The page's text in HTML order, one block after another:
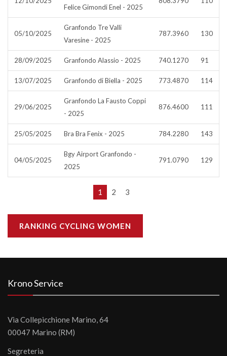
Felice Gimondi Enel - 2025
05/10/2025
Granfondo Tre Valli
Varesine - 2025
787.3960 130
28/09/2025 Granfondo Alassio - 2025 740.1270 91
13/07/2025 Granfondo di Biella - 2025 773.4870 114
29/06/2025
Granfondo La Fausto Coppi
- 2025
876.4600 111
25/05/2025 Bra Bra Fenix - 2025 784.2280 143
04/05/2025
Bgy Airport Granfondo -
2025
791.0790 129
1 2 3
RANKING CYCLING WOMEN
Krono Service
Via Collepicchione Marino, 64
00047 Marino (RM)
Segreteria